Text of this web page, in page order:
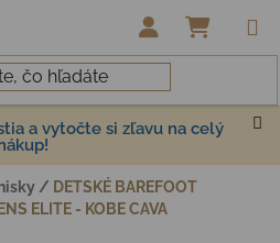
a vytočte si zľavu na celý
/ DETSKÉ BAREFOOT
ELITE - KOBE CAVA